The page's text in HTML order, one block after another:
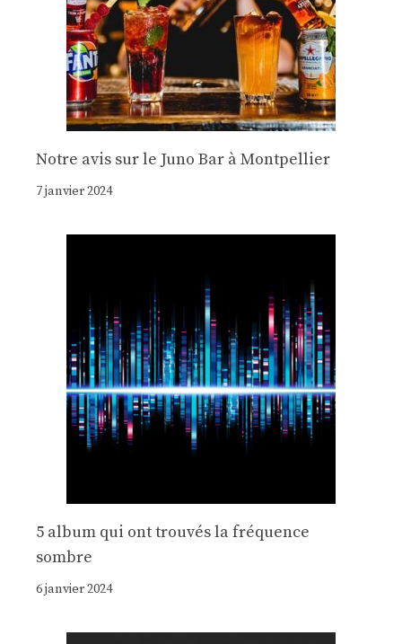
Notre avis sur le Juno Bar à Montpellier
7 janvier 2024
5 album qui ont trouvés la fréquence
sombre
6 janvier 2024